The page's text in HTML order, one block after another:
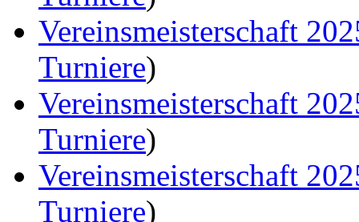
Vereinsmeisterschaft
Turniere)
Vereinsmeisterschaft
Turniere)
Vereinsmeisterschaft
Turniere)